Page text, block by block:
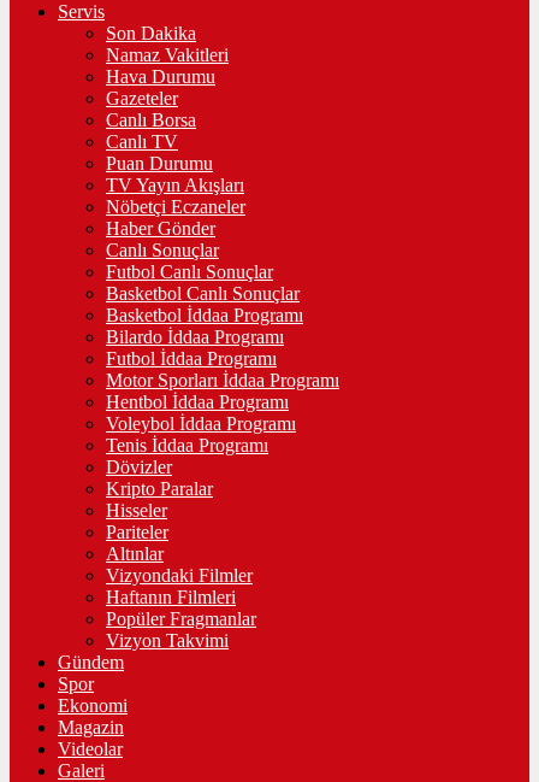
Servis
Son Dakika
Namaz Vakitleri
Hava Durumu
Gazeteler
Canlı Borsa
Canlı TV
Puan Durumu
TV Yayın Akışları
Nöbetçi Eczaneler
Haber Gönder
Canlı Sonuçlar
Futbol Canlı Sonuçlar
Basketbol Canlı Sonuçlar
Basketbol İddaa Programı
Bilardo İddaa Programı
Futbol İddaa Programı
Motor Sporları İddaa Programı
Hentbol İddaa Programı
Voleybol İddaa Programı
Tenis İddaa Programı
Dövizler
Kripto Paralar
Hisseler
Pariteler
Altınlar
Vizyondaki Filmler
Haftanın Filmleri
Popüler Fragmanlar
Vizyon Takvimi
Gündem
Spor
Ekonomi
Magazin
Videolar
Galeri